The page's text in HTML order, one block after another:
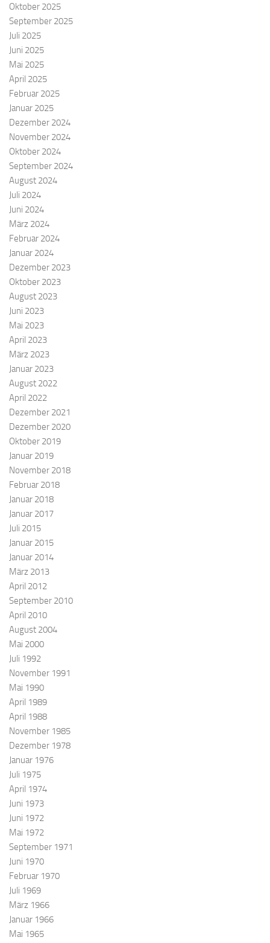
Oktober 2025
September 2025
Juli 2025
Juni 2025
Mai 2025
April 2025
Februar 2025
Januar 2025
Dezember 2024
November 2024
Oktober 2024
September 2024
August 2024
Juli 2024
Juni 2024
März 2024
Februar 2024
Januar 2024
Dezember 2023
Oktober 2023
August 2023
Juni 2023
Mai 2023
April 2023
März 2023
Januar 2023
August 2022
April 2022
Dezember 2021
Dezember 2020
Oktober 2019
Januar 2019
November 2018
Februar 2018
Januar 2018
Januar 2017
Juli 2015
Januar 2015
Januar 2014
März 2013
April 2012
September 2010
April 2010
August 2004
Mai 2000
Juli 1992
November 1991
Mai 1990
April 1989
April 1988
November 1985
Dezember 1978
Januar 1976
Juli 1975
April 1974
Juni 1973
Juni 1972
Mai 1972
September 1971
Juni 1970
Februar 1970
Juli 1969
März 1966
Januar 1966
Mai 1965